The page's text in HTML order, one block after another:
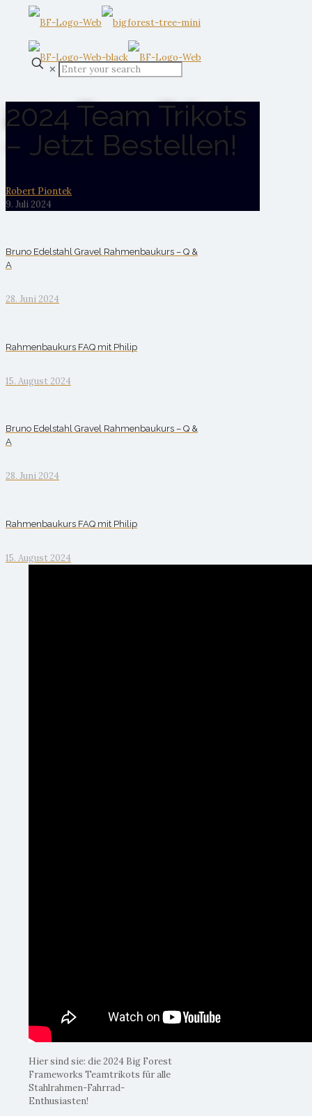
✕
2024 Team Trikots
– Jetzt Bestellen!
Robert Piontek
9. Juli 2024
Bruno Edelstahl Gravel Rahmenbaukurs – Q &
A
28. Juni 2024
Rahmenbaukurs FAQ mit Philip
15. August 2024
Bruno Edelstahl Gravel Rahmenbaukurs – Q &
A
28. Juni 2024
Rahmenbaukurs FAQ mit Philip
15. August 2024
Hier sind sie: die 2024 Big Forest
Frameworks Teamtrikots für alle
Stahlrahmen-Fahrrad-
Enthusiasten!